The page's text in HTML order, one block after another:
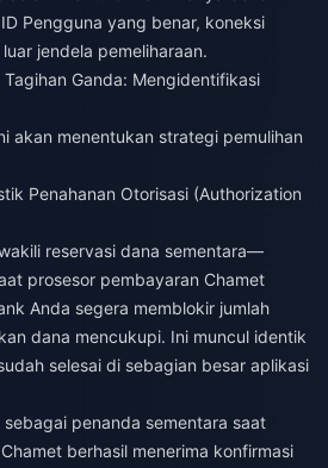
Pengguna yang benar, koneksi
jendela pemeliharaan.
Ganda: Mengidentifikasi
akan menentukan strategi pemulihan
Penahanan Otorisasi (Authorization
reservasi dana sementara—
prosesor pembayaran Chamet
Anda segera memblokir jumlah
dana mencukupi. Ini muncul identik
selesai di sebagian besar aplikasi
penanda sementara saat
berhasil menerima konfirmasi